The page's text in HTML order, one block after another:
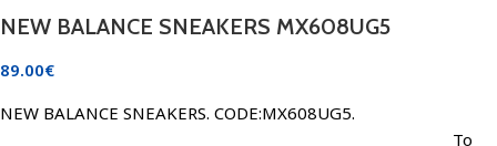
NEW BALANCE SNEAKERS MX608UG5
89.00€
NEW BALANCE SNEAKERS. CODE:MX608UG5.
Το